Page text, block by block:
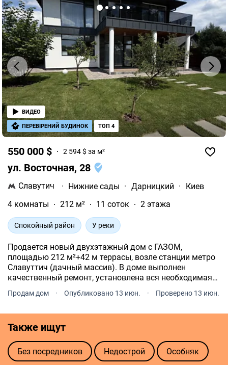
550 000 $ 2 594 $ за м²
ул. Восточная, 28
Славутич · Нижние сады · Дарницкий ·
Киев
4 комнаты
212 м² 11 соток 2 этажа
Спокойный район У реки
Продается новый двухэтажный дом с ГАЗОМ,
площадью 212 м²+42 м террасы, возле станции метро
Славуттич (дачный массив). В доме выполнен
качественный ремонт, установлена вся необходимая
мебель и встроенная техника. На участке, отдельная
зона BBQ, крытая терраса.
Продам дом · Опубликовано 13 июн. · Проверено 13 июн.
ВИДЕО
ПЕРЕВІРЕНИЙ БУДИНОК ТОП 4
Также ищут
Без посредников Недострой Особняк